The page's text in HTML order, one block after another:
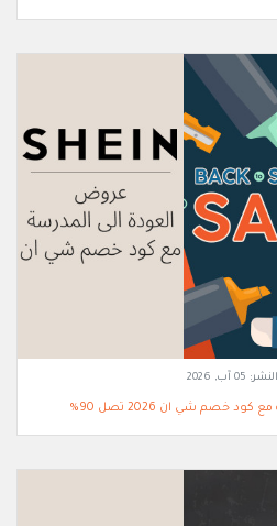
05 آب, 2026
خصم شي ان 2026 تصل 90%